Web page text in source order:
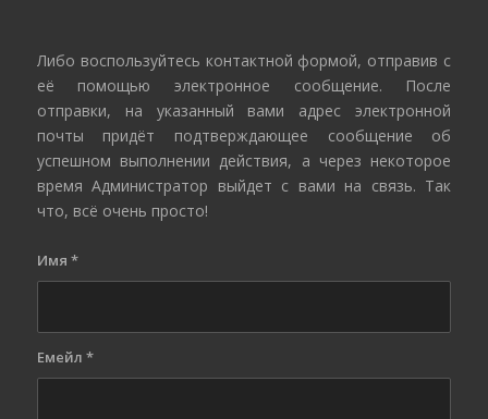
Либо воспользуйтесь контактной формой, отправив с
её помощью электронное сообщение. После
отправки, на указанный вами адрес электронной
почты придёт подтверждающее сообщение об
успешном выполнении действия, а через некоторое
время Администратор выйдет с вами на связь. Так
что, всё очень просто!
Имя *
Емейл *